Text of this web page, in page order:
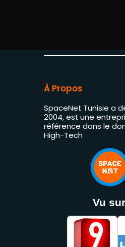
À Propos
SpaceNet Tunisie a
2004, est une
référence dans le
High-Tech
Vu